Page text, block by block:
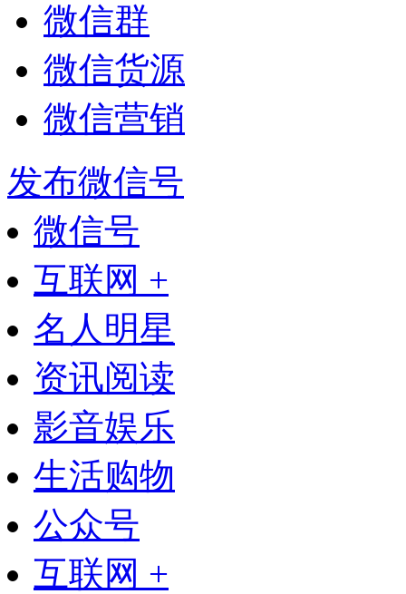
微信群
微信货源
微信营销
发布微信号
微信号
互联网 +
名人明星
资讯阅读
影音娱乐
生活购物
公众号
互联网 +